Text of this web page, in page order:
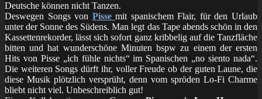
Deutsche können nicht Tanzen.
Deswegen Songs von Pisse mit spanischem Flair, für den Urlaub
unter der Sonne des Südens. Man legt das Tape abends schön in den
Kassettenrekorder, lässt sich sofort ganz kribbelig auf die Tanzfläche
bitten und hat wunderschöne Minuten bspw zu einem der ersten
Hits von Pisse „ich fühle nichts“ im Spanischen „no siento nada“.
Die weiteren Songs dürft ihr, voller Freude ob der guten Laune, die
diese Musik plötzlich versprüht, denn vom spröden Lo-Fi Charme
bliebt nicht viel. Unbeschreiblich gut!